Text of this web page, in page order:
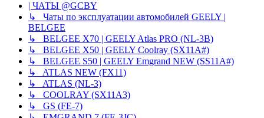
| ЧАТЫ @GCBY
↳ Чаты по эксплуатации автомобилей GEELY |
BELGEE
↳ BELGEE X70 | GEELY Atlas PRO (NL-3B)
↳ BELGEE X50 | GEELY Coolray (SX11A#)
↳ BELGEE S50 | GEELY Emgrand NEW (SS11A#)
↳ ATLAS NEW (FX11)
↳ ATLAS (NL-3)
↳ COOLRAY (SX11A3)
↳ GS (FE-7)